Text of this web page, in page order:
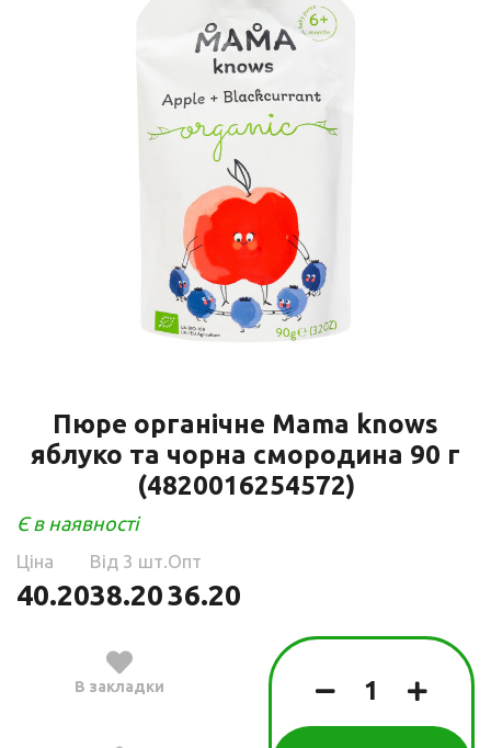
Пюре органічне Mama knows
яблуко та чорна смородина 90 г
(4820016254572)
Є в наявності
Ціна
40.20
Від 3 шт.
38.20
Опт
36.20
В закладки